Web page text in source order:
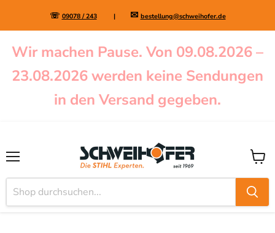
☏ 09078 / 243| ✉ bestellung@schweihofer.de
Wir machen Pause. Von 09.08.2026 –
23.08.2026 werden keine Sendungen
in den Versand gegeben.